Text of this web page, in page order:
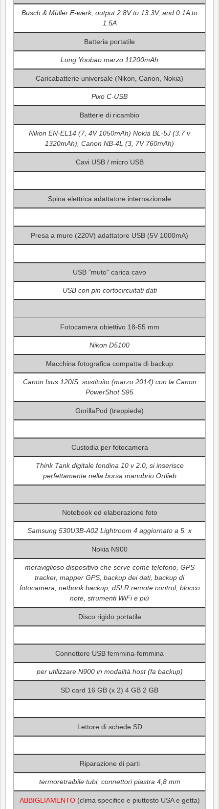
Busch & Müller E-werk, output 2.8V to 13.3V, and 0.1A to
1.5A
Batteria portatile
Long Yoobao marzo 11200mAh
Caricabatterie universale (Nikon, Canon, Nokia)
Pixo C-USB
Batterie di ricambio
Nikon EN-EL14 (7, 4V 1050mAh) Nokia BL-5J (3.7 v
1320mAh), Canon NB-4L (3, 7V 760mAh)
Cavi USB / micro USB
Spina elettrica adattatore internazionale
Presa a muro (220V) adattatore USB (5V 1000mA)
USB "muto" carica cavo
USB con pin cortocircuitati dati
Fotocamera obiettivo 18-55 mm
Nikon D5100
Macchina fotografica compatta di backup
Canon Ixus 120IS, sostituito (marzo 2014) con la Canon
PowerShot S95
GorillaPod (treppiede)
Custodia per fotocamera
Think Tank digitale fondina 10 v 2.0, si inserisce
perfettamente nella borsa manubrio Ortlieb
Notebook ed elaborazione foto
Samsung 530U3B-A02 Lightroom 4 aggiornato a 5. x
Nokia N900
meraviglioso dispositivo che serve come telefono, GPS
tracker, mapper GPS, backup dei dati, backup di
fotocamera, netbook backup, dSLR remote control, blocco
note, strumenti WiFi e più
Disco rigido portatile
Connettore USB femmina-femmina
per utilizzare N900 in modalità host (fa backup)
SD card 16 GB (x 2) 4 GB 2 GB
Lettore di schede SD
Riparazione di parti
termoretraibile tubi, connettori piastra 4,8 mm
ABBIGLIAMENTO(clima specifico e piuttosto USA e getta)